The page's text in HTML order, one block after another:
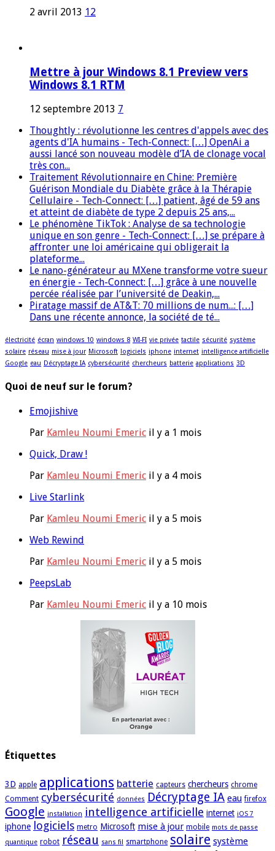
2 avril 2013 12
Mettre à jour Windows 8.1 Preview vers
Windows 8.1 RTM
12 septembre 2013 7
Thoughtly : révolutionne les centres d'appels avec des
agents d'IA humains - Tech-Connect: […] OpenAi a
aussi lancé son nouveau modèle d’IA de clonage vocal
très con...
Traitement Révolutionnaire en Chine: Première
Guérison Mondiale du Diabète grâce à la Thérapie
Cellulaire - Tech-Connect: […] patient, âgé de 59 ans
et atteint de diabète de type 2 depuis 25 ans,...
Le phénomène TikTok : Analyse de sa technologie
unique en son genre - Tech-Connect: […] se prépare à
affronter une loi américaine qui obligerait la
plateforme...
Le nano-générateur au MXene transforme votre sueur
en énergie - Tech-Connect: […] grâce à une nouvelle
percée réalisée par l’université de Deakin,...
Piratage massif de AT&T: 70 millions de num...: […]
Dans une récente annonce, la société de té...
électricité écran windows 10 windows 8 WI-FI vie privée tactile sécurité système
solaire réseau mise à jour Microsoft logiciels iphone internet intelligence artificielle
Google eau Décryptage IA cybersécurité chercheurs batterie applications 3D
Quoi de neuf sur le forum?
Emojishive
Par Kamleu Noumi Emeric il y a 1 mois
Quick, Draw !
Par Kamleu Noumi Emeric il y a 4 mois
Live Starlink
Par Kamleu Noumi Emeric il y a 5 mois
Web Rewind
Par Kamleu Noumi Emeric il y a 5 mois
PeepsLab
Par Kamleu Noumi Emeric il y a 10 mois
Étiquettes
3D apple applications batterie capteurs chercheurs chrome
Comment cybersécurité données Décryptage IA eau firefox
Google installation intelligence artificielle internet iOS 7
iphone logiciels metro Microsoft mise à jour mobile mots de passe
quantique robot réseau sans fil smartphone solaire système